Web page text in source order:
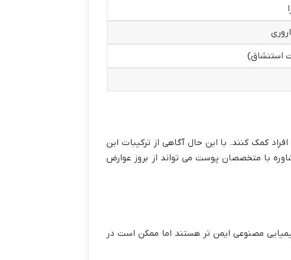
استنشاق)
کمک کنند. با این حال آگاهی از ترکیبات این
با متخصصان پوست می تواند از بروز عوارض
شیمیایی مصنوعی ایمن تر هستند اما ممکن است در